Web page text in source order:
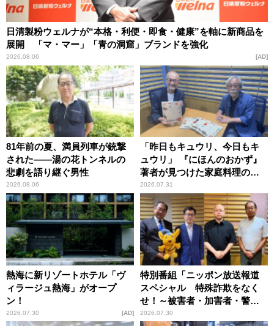
日清製粉ウェルナが“本格・利便・即食・健康”を軸に新商品を
展開 「マ・マー」「青の洞窟」ブランドを強化
2026.08.06 AD
81年前の夏、満員列車が銃撃
された――湯の花トンネルの
悲劇を語り継ぐ男性
2026.08.06
「昨日もキュウリ、今日もキ
ュウリ」 『にほんのおかず』
著者が見つけた家庭料理の知
恵
2026.07.31
熱海に新リゾートホテル「ヴ
ィラージュ熱海」がオープ
ン！
2026.07.30 AD
特別番組「ニッポン放送報道
スペシャル 特殊詐欺をなく
せ！～被害者・加害者・警視
庁が語るトクリュウの実態
2026.07.30